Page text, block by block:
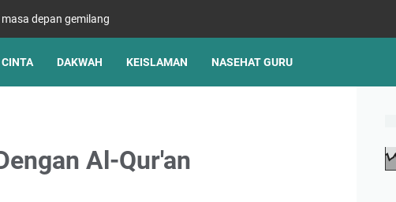
depan gemilang
CINTA DAKWAH KEISLAMAN NASEHAT GURU
Al-Qur'an